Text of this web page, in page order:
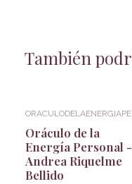
También
ORACULODELAENERGIAPE
Oráculo de la
Energía Personal -
Andrea Riquelme
Bellido